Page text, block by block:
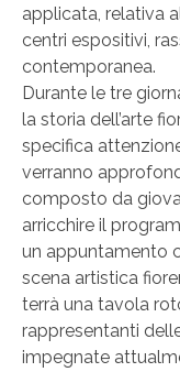
applicata, relativa
centri espositivi,
contemporanea.
Durante le tre
la storia dell’arte
specifica
verranno
composto da
arricchire il
un appuntamento
scena artistica
terrà una tavola
rappresentanti
impegnate